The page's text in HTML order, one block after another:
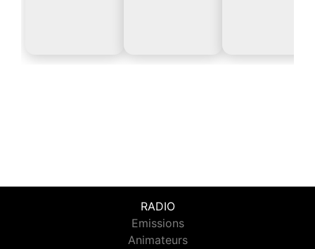
RADIO
Emissions
Animateurs